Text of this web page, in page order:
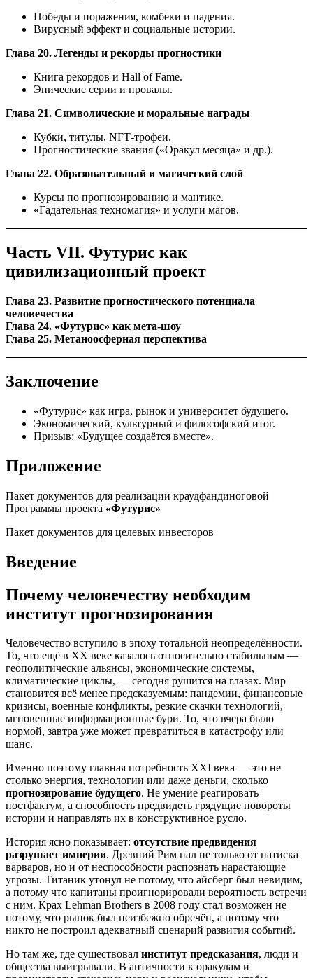
Победы и поражения, комбеки и падения.
Вирусный эффект и социальные истории.
Глава 20. Легенды и рекорды прогностики
Книга рекордов и Hall of Fame.
Эпические серии и провалы.
Глава 21. Символические и моральные награды
Кубки, титулы, NFT‑трофеи.
Прогностические звания («Оракул месяца» и др.).
Глава 22. Образовательный и магический слой
Курсы по прогнозированию и мантике.
«Гадательная техномагия» и услуги магов.
Часть VII. Футурис как
цивилизационный проект
Глава 23. Развитие прогностического потенциала
человечества
Глава 24. «Футурис» как мета‑шоу
Глава 25. Метаноосферная перспектива
Заключение
«Футурис» как игра, рынок и университет будущего.
Экономический, культурный и философский итог.
Призыв: «Будущее создаётся вместе».
Приложение
Пакет документов для реализации краудфандиноговой
Программы проекта «Футурис»
Пакет документов для целевых инвесторов
Введение
Почему человечеству необходим
институт прогнозирования
Человечество вступило в эпоху тотальной неопределённости.
То, что ещё в XX веке казалось относительно стабильным —
геополитические альянсы, экономические системы,
климатические циклы, — сегодня рушится на глазах. Мир
становится всё менее предсказуемым: пандемии, финансовые
кризисы, военные конфликты, резкие скачки технологий,
мгновенные информационные бури. То, что вчера было
нормой, завтра уже может превратиться в катастрофу или
шанс.
Именно поэтому главная потребность XXI века — это не
столько энергия, технологии или даже деньги, сколько
прогнозирование будущего. Не умение реагировать
постфактум, а способность предвидеть грядущие повороты
истории и направлять их в конструктивное русло.
История ясно показывает: отсутствие предвидения
разрушает империи. Древний Рим пал не только от натиска
варваров, но и от неспособности распознать нарастающие
угрозы. Титаник утонул не потому, что айсберг был невидим,
а потому что капитаны проигнорировали вероятность встречи
с ним. Крах Lehman Brothers в 2008 году стал возможен не
потому, что рынок был неизбежно обречён, а потому что
никто не построил адекватный сценарий развития событий.
Но там же, где существовал институт предсказания, люди и
общества выигрывали. В античности к оракулам и